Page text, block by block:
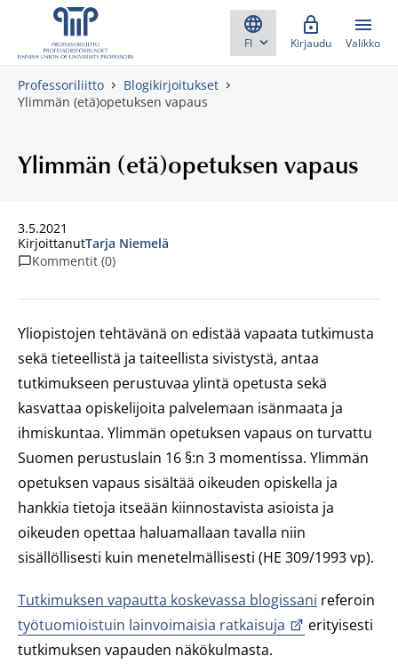
Skippaa sisältö
Kirjaudu Valikko
Professoriliitto
Blogikirjoitukset
Ylimmän (etä)opetuksen vapaus
Ylimmän (etä)opetuksen vapaus
3.5.2021
KirjoittanutTarja Niemelä
Kommentit (0)
Yliopistojen tehtävänä on edistää vapaata tutkimusta
sekä tieteellistä ja taiteellista sivistystä, antaa
tutkimukseen perustuvaa ylintä opetusta sekä
kasvattaa opiskelijoita palvelemaan isänmaata ja
ihmiskuntaa. Ylimmän opetuksen vapaus on turvattu
Suomen perustuslain 16 §:n 3 momentissa. Ylimmän
opetuksen vapaus sisältää oikeuden opiskella ja
hankkia tietoja itseään kiinnostavista asioista ja
oikeuden opettaa haluamallaan tavalla niin
sisällöllisesti kuin menetelmällisesti (HE 309/1993 vp).
Tutkimuksen vapautta koskevassa blogissani referoin
työtuomioistuin lainvoimaisia ratkaisuja
erityisesti
tutkimuksen vapauden näkökulmasta.